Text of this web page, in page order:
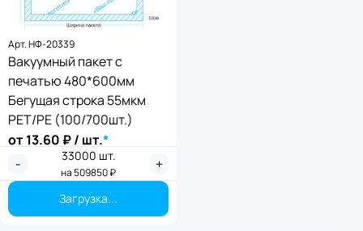
Арт.НФ-20339
Вакуумный пакет с
печатью 480*600мм
Бегущая строка 55мкм
PET/PE (100/700шт.)
от13.60 ₽ / шт.*
- 33000 шт.
на509850₽ +
Загрузка...